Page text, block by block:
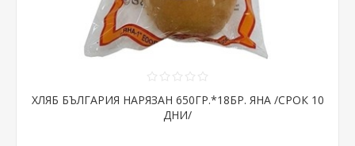
ХЛЯБ БЪЛГАРИЯ НАРЯЗАН 650ГР.*18БР. ЯНА /СРОК 10
ДНИ/